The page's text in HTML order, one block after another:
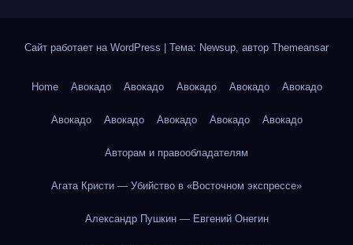
Сайт работает на WordPress Тема: Newsup, автор Themeansar
Home Авокадо Авокадо Авокадо Авокадо Авокадо
Авокадо Авокадо Авокадо Авокадо Авокадо
Авторам и правообладателям
Агата Кристи — Убийство в «Восточном экспрессе»
Александр Пушкин — Евгений Онегин